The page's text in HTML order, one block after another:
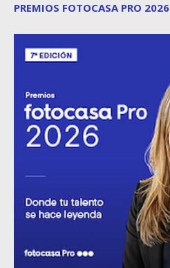
PREMIOS FOTOCASA PRO 2026